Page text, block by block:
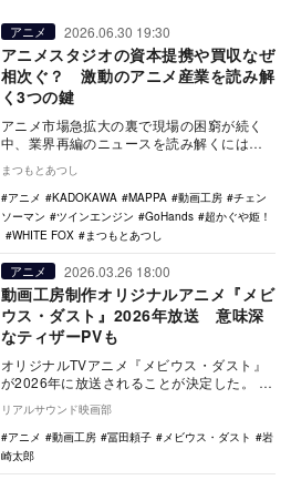
アニメ 2026.06.30 19:30
アニメスタジオの資本提携や買収なぜ
相次ぐ？ 激動のアニメ産業を読み解
く3つの鍵
アニメ市場急拡大の裏で現場の困窮が続く
中、業界再編のニュースを読み解くには
約」「次世代の担い…
まつもとあつし
アニメ
KADOKAWA MAPPA 動画工房
チェン
ソーマン
ツインエンジン GoHands
超かぐや姫！
WHITE FOX
まつもとあつし
アニメ 2026.03.26 18:00
動画工房制作オリジナルアニメ『メビ
ウス・ダスト』2026年放送 意味深
なティザーPVも
オリジナルTVアニメ『メビウス・ダスト』
が2026年に放送されることが決定した。
本作は、2020年代を代表するオリジナル
ア…
リアルサウンド映画部
アニメ
動画工房 冨田頼子 メビウス・ダスト
岩
崎太郎